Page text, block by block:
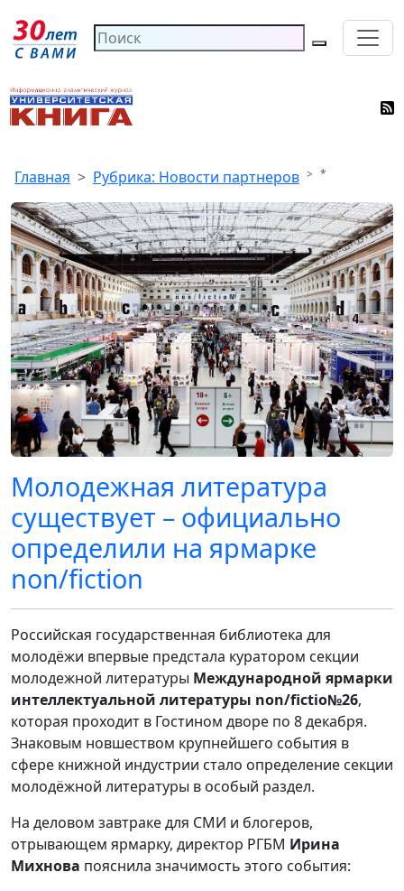
Главная Рубрика: Новости партнеров *
Молодежная литература
существует – официально
определили на ярмарке
non/fiction
Российская государственная библиотека для
молодёжи впервые предстала куратором секции
молодежной литературы Международной ярмарки
интеллектуальной литературы non/fictio№26,
которая проходит в Гостином дворе по 8 декабря.
Знаковым новшеством крупнейшего события в
сфере книжной индустрии стало определение секции
молодёжной литературы в особый раздел.
На деловом завтраке для СМИ и блогеров,
отрывающем ярмарку, директор РГБМ Ирина
Михнова пояснила значимость этого события: